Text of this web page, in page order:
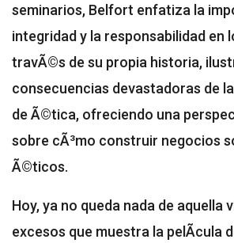
seminarios, Belfort enfatiza la
integridad y la responsabilidad en
travÃ©s de su propia historia,
consecuencias devastadoras de
de Ã©tica, ofreciendo una
sobre cÃ³mo construir negocios
Ã©ticos.
Hoy, ya no queda nada de aquella
excesos que muestra la pelÃ­cula